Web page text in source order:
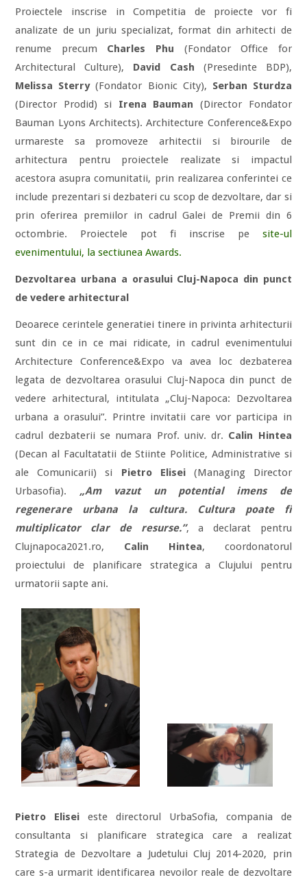
Proiectele inscrise in Competitia de proiecte vor fi
analizate de un juriu specializat, format din arhitecti de
renume precum Charles Phu (Fondator Office for
Architectural Culture), David Cash (Presedinte BDP),
Melissa Sterry(Fondator Bionic City), Serban Sturdza
(Director Prodid) si Irena Bauman (Director Fondator
Bauman Lyons Architects). Architecture Conference&Expo
urmareste sa promoveze arhitectii si birourile de
arhitectura pentru proiectele realizate si impactul
acestora asupra comunitatii, prin realizarea conferintei ce
include prezentari si dezbateri cu scop de dezvoltare, dar si
prin oferirea premiilor in cadrul Galei de Premii din 6
octombrie. Proiectele pot fi inscrise pe site-ul
evenimentului, la sectiunea Awards.
Dezvoltarea urbana a orasului Cluj-Napoca din punct
de vedere arhitectural
Deoarece cerintele generatiei tinere in privinta arhitecturii
sunt din ce in ce mai ridicate, in cadrul evenimentului
Architecture Conference&Expo va avea loc dezbaterea
legata de dezvoltarea orasului Cluj-Napoca din punct de
vedere arhitectural, intitulata „Cluj-Napoca: Dezvoltarea
urbana a orasului”. Printre invitatii care vor participa in
cadrul dezbaterii se numara Prof. univ. dr. Calin Hintea
(Decan al Facultatatii de Stiinte Politice, Administrative si
ale Comunicarii) si Pietro Elisei(Managing Director
Urbasofia). „Am vazut un potential imens de
regenerare urbana la cultura. Cultura poate fi
multiplicator clar de resurse.”, a declarat pentru
Clujnapoca2021.ro, Calin Hintea, coordonatorul
proiectului de planificare strategica a Clujului pentru
urmatorii sapte ani.
Pietro Elisei este directorul UrbaSofia, compania de
consultanta si planificare strategica care a realizat
Strategia de Dezvoltare a Judetului Cluj 2014-2020, prin
care s-a urmarit identificarea nevoilor reale de dezvoltare